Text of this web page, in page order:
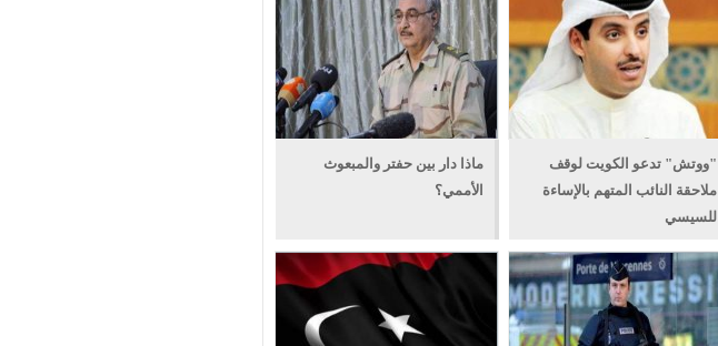
"ووتش" تدعو الكويت لوقف
ملاحقة النائب المتهم بالإساءة
للسيسي
ماذا دار بين حفتر والمبعوث
الأممي؟